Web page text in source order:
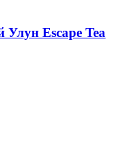
Escape Tea